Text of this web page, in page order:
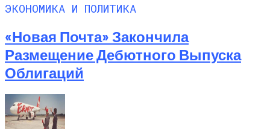
ЭКОНОМИКА И ПОЛИТИКА
«Новая Почта» Закончила
Размещение Дебютного Выпуска
Облигаций